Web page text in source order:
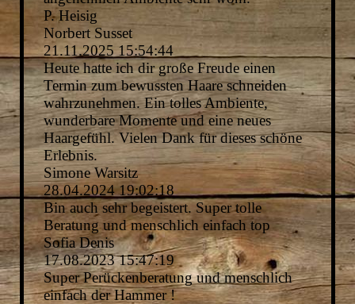
P. Heisig
Norbert Susset
21.11.2025 15:54:44
Heute hatte ich dir große Freude einen
Termin zum bewussten Haare schneiden
wahrzunehmen. Ein tolles Ambiente,
wunderbare Momente und eine neues
Haargefühl. Vielen Dank für dieses schöne
Erlebnis.
Simone Warsitz
28.04.2024 19:02:18
Bin auch sehr begeistert. Super tolle
Beratung und menschlich einfach top
Sofia Denis
17.08.2023 15:47:19
Super Perückenberatung und menschlich
einfach der Hammer !